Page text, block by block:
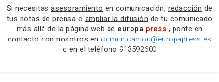
Si necesitas asesoramiento en comunicación, redacción de
tus notas de prensa o ampliar la difusión de tu comunicado
más allá de la página web de europa press , ponte en
contacto con nosotros en comunicacion@europapress.es
o en el teléfono 913592600